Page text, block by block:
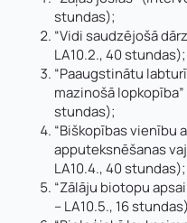
stundas);
“Vidi saudzējošā
LA10.2., 40 stundas);
“Paaugstinātu
mazinošā
stundas);
“Biškopības vienību
apputeksnēšanas
LA10.4., 40 stundas);
“Zālāju biotopu
– LA10.5., 16